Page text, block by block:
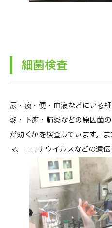
細菌検査
尿・痰・便・血液などにいる
熱・下痢・肺炎などの原因菌
が効くかを検査しています。
マ、コロナウイルスなどの遺伝